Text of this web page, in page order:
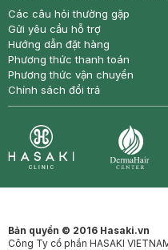
Các câu hỏi thường gặp
Gửi yêu cầu hỗ trợ
Hướng dẫn đặt hàng
Phương thức thanh toán
Phương thức vận chuyển
Chính sách đổi trả
Bản quyền © 2016 Hasaki.vn
Công Ty cổ phần HASAKI